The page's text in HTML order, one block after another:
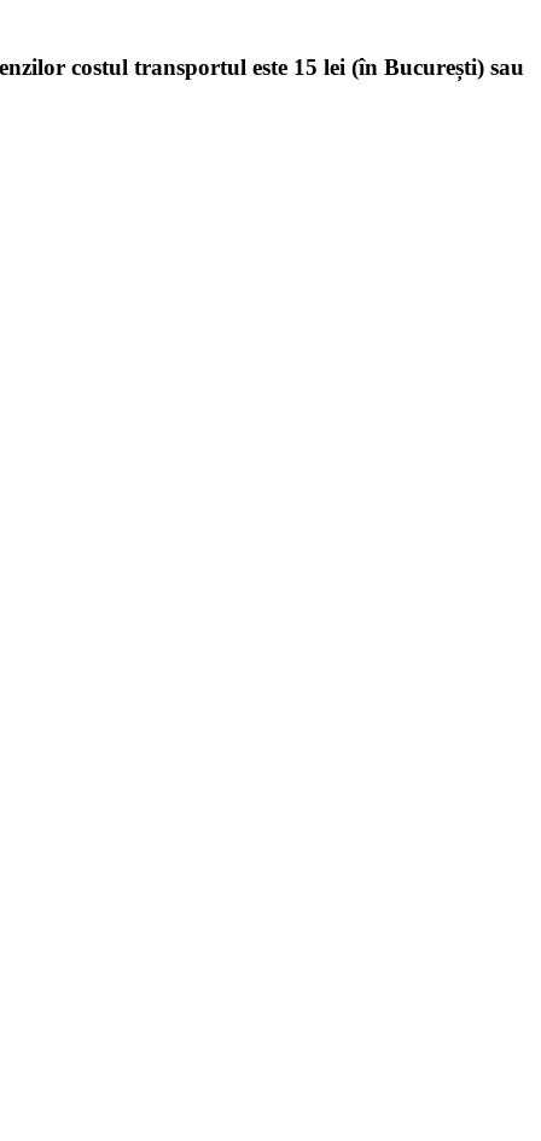
costul transportul este 15 lei (în București) sau